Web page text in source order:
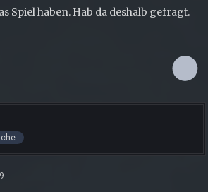
Spiel haben. Hab da deshalb gefragt.